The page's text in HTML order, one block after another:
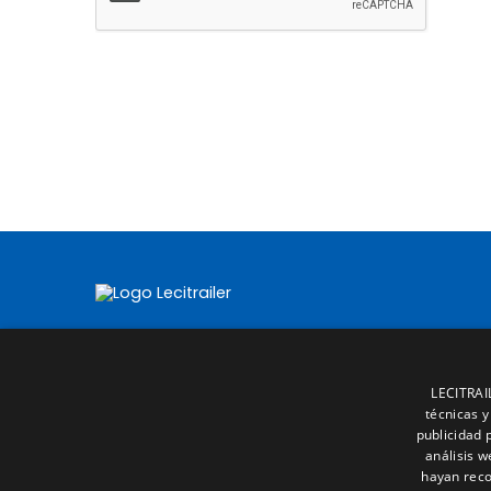
técnicas
publicidad
análisis
hayan